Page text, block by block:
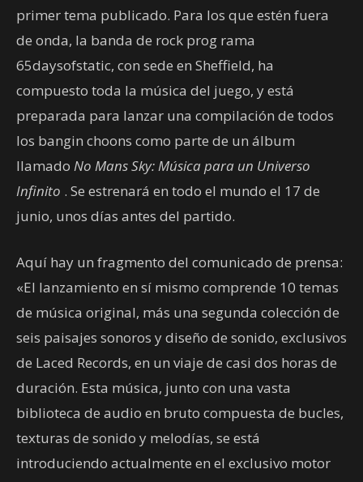
primer tema publicado. Para los que estén fuera
de onda, la banda de rock prog rama
65daysofstatic, con sede en Sheffield, ha
compuesto toda la música del juego, y está
preparada para lanzar una compilación de todos
los bangin choons como parte de un álbum
llamado No Mans Sky: Música para un Universo
Infinito . Se estrenará en todo el mundo el 17 de
junio, unos días antes del partido.
Aquí hay un fragmento del comunicado de prensa:
«El lanzamiento en sí mismo comprende 10 temas
de música original, más una segunda colección de
seis paisajes sonoros y diseño de sonido, exclusivos
de Laced Records, en un viaje de casi dos horas de
duración. Esta música, junto con una vasta
biblioteca de audio en bruto compuesta de bucles,
texturas de sonido y melodías, se está
introduciendo actualmente en el exclusivo motor